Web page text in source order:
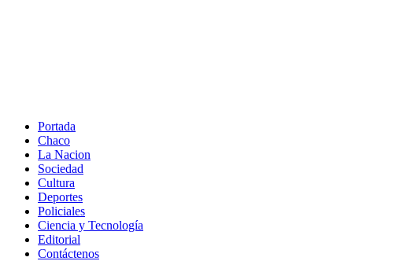
Portada
Chaco
La Nacion
Sociedad
Cultura
Deportes
Policiales
Ciencia y Tecnología
Editorial
Contáctenos